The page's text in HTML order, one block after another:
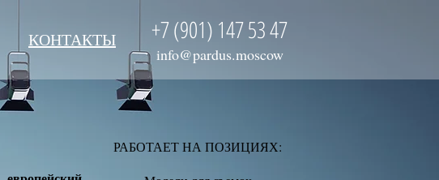
КОНТАКТЫ +7 (901) 147 53 47
info@pardus.moscow
РАБОТАЕТ НА ПОЗИЦИЯХ: